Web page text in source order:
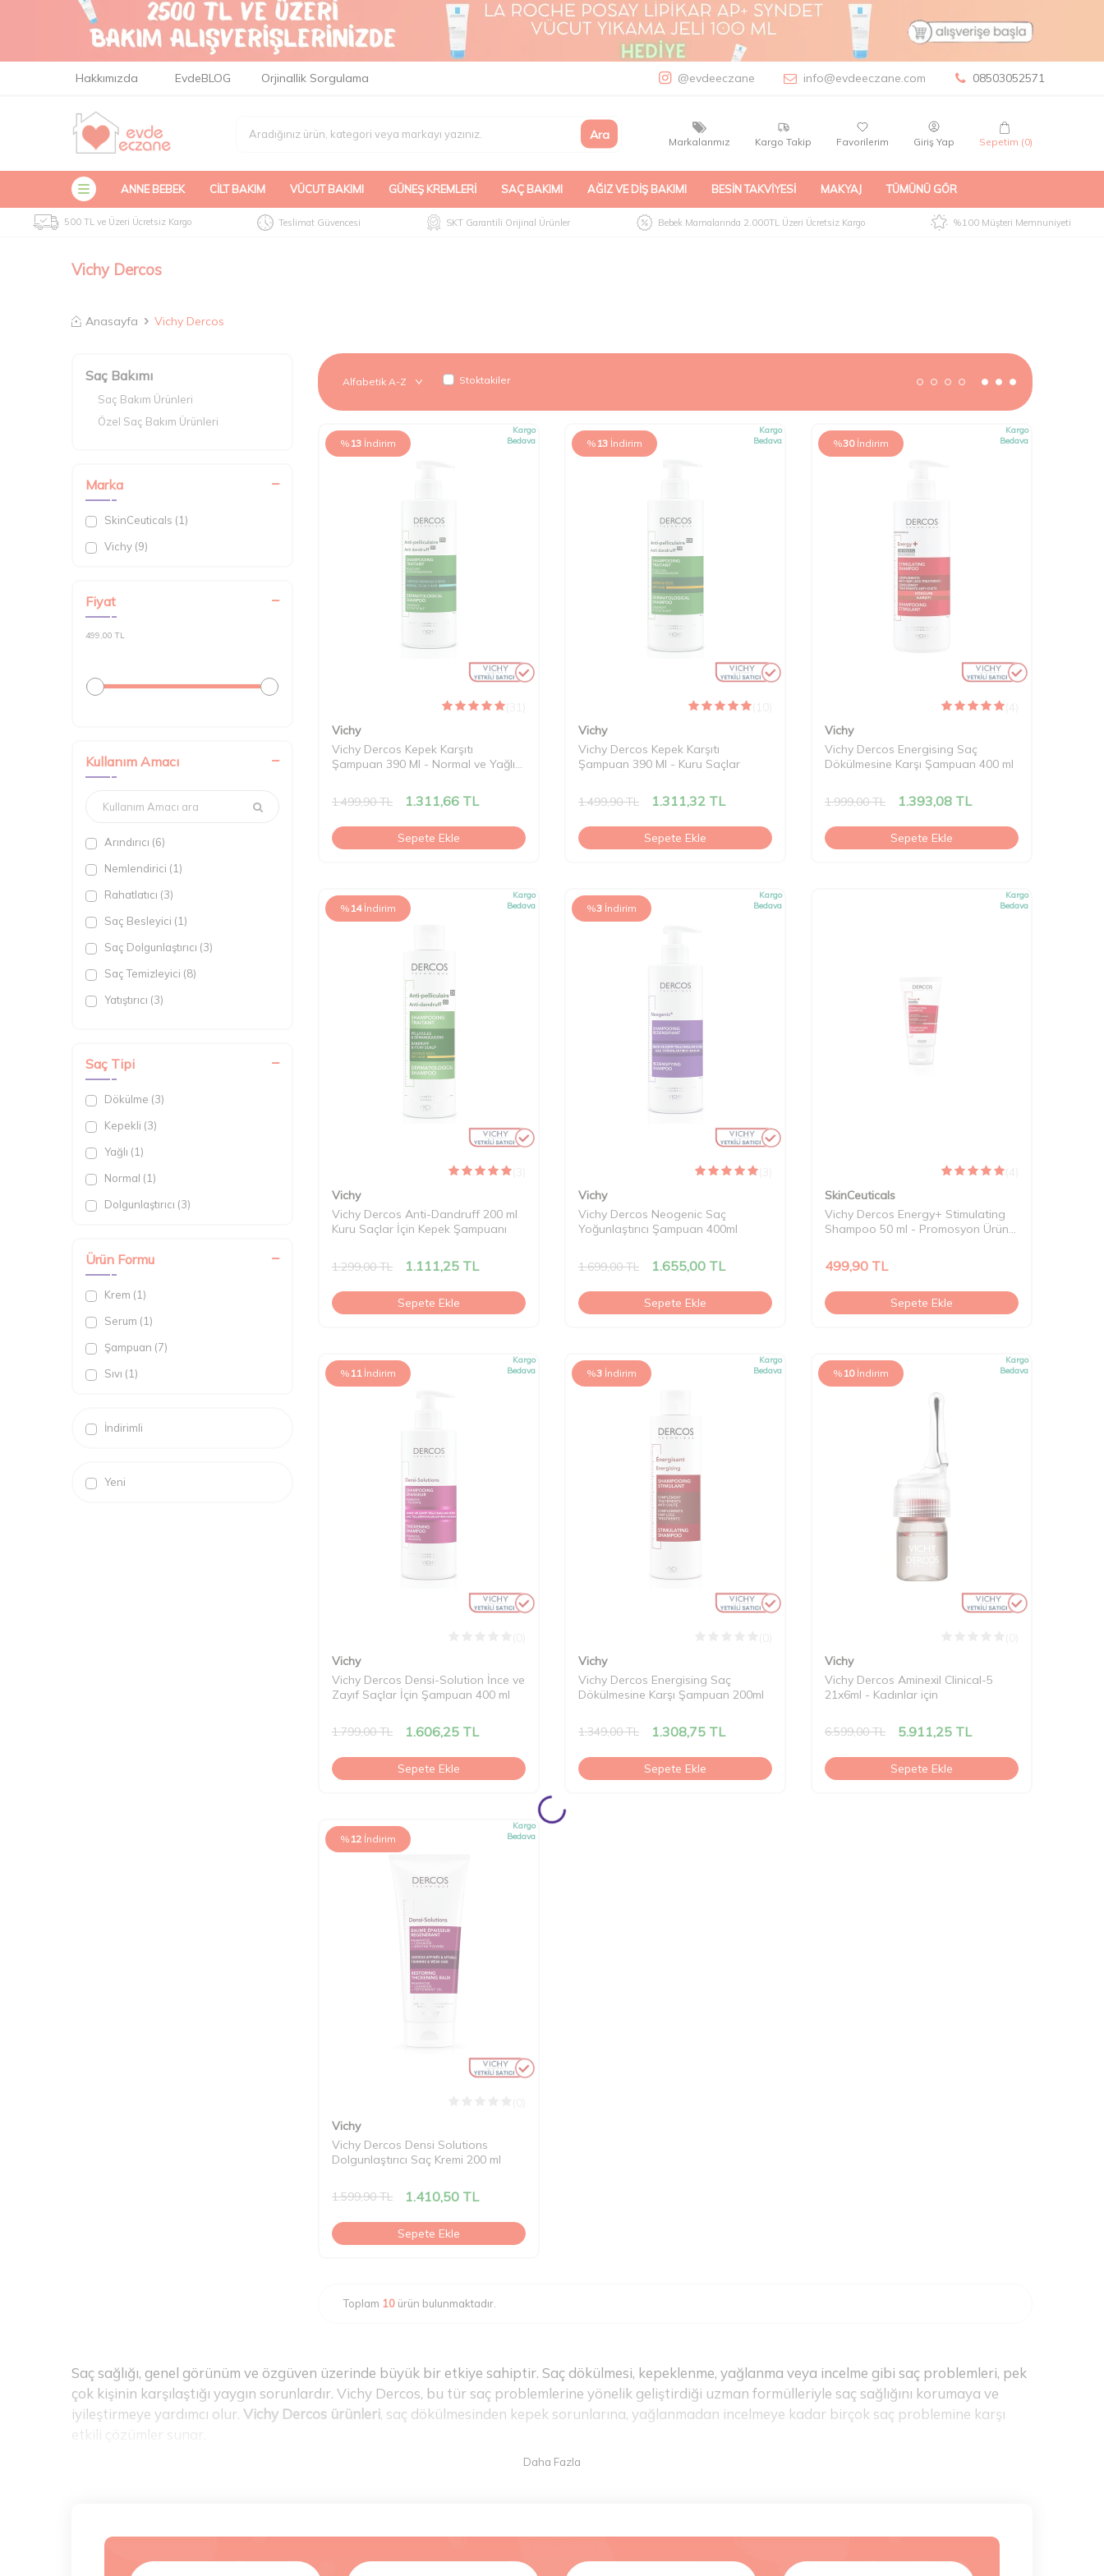
Hakkımızda EvdeBLOG Orjinallik Sorgulama @evdeeczane info@evdeeczane.com 08503052571
Ara Markalarımız Kargo Takip Favorilerim Giriş Yap Sepetim (0)
ANNE BEBEK CILT BAKIM VÜCUT BAKIMI GÜNEŞ KREMLERI SAÇ BAKIMI AĞIZ VE DIŞ BAKIMI BESIN TAKVIYESI MAKYAJ TÜMÜNÜ GÖR
500 TL ve Üzeri Ücretsiz Kargo Teslimat Güvencesi SKT Garantili Orijinal Ürünler Bebek Mamalarında 2.000TL Üzeri Ücretsiz Kargo %100 Müşteri Memnuniyeti
Vichy Dercos
Anasayfa Vichy Dercos
Saç Bakımı
Saç Bakım Ürünleri
Özel Saç Bakım Ürünleri
Marka
SkinCeuticals (1)
Vichy (9)
Fiyat
499,00 TL
Kullanım Amacı
Arındırıcı (6)
Nemlendirici (1)
Rahatlatıcı (3)
Saç Besleyici (1)
Saç Dolgunlaştırıcı (3)
Saç Temizleyici (8)
Yatıştırıcı (3)
Saç Kremi (1)
Saç Yağı (1)
Saç Tipi
Dökülme (3)
Kepekli (3)
Yağlı (1)
Normal (1)
Dolgunlaştırıcı (3)
Ürün Formu
Krem (1)
Serum (1)
Şampuan (7)
Sıvı (1)
İndirimli
Yeni
Stoktakiler
% 13 İndirim
Kargo
Bedava
(31)
Vichy
Vichy Dercos Kepek Karşıtı
Şampuan 390 Ml - Normal ve Yağlı
1.499,90TL 1.311,66 TL
Sepete Ekle
% 13 İndirim
Kargo
Bedava
(10)
Vichy
Vichy Dercos Kepek Karşıtı
Şampuan 390 Ml - Kuru Saçlar
1.499,90TL 1.311,32TL
Sepete Ekle
%30 İndirim
Kargo
Bedava
(4)
Vichy
Vichy Dercos Energising Saç
Dökülmesine Karşı Şampuan 400 ml
1.999,00TL 1.393,08TL
Sepete Ekle
% 14 İndirim
Kargo
Bedava
(3)
Vichy
Vichy Dercos Anti-Dandruff 200 ml
Kuru Saçlar İçin Kepek Şampuanı
1.299,00TL 1.111,25 TL
Sepete Ekle
%3 İndirim
Kargo
Bedava
(3)
Vichy
Vichy Dercos Neogenic Saç
Yoğunlaştırıcı Şampuan 400ml
1.699,00TL 1.655,00TL
Sepete Ekle
Kargo
Bedava
(4)
SkinCeuticals
Vichy Dercos Energy+ Stimulating
Shampoo 50 ml - Promosyon Ürün
499,90TL
Sepete Ekle
% 11 İndirim
Kargo
Bedava
Vichy
Vichy Dercos Densi-Solution İnce ve
Zayıf Saçlar İçin Şampuan 400 ml
1.799,00TL 1.606,25 TL
Sepete Ekle
%3 İndirim
Kargo
Bedava
Vichy
Vichy Dercos Energising Saç
Dökülmesine Karşı Şampuan 200ml
1.349,00TL 1.308,75TL
Sepete Ekle
% 10 İndirim
Kargo
Bedava
Vichy
Vichy Dercos Aminexil Clinical-5
21x6ml - Kadınlar için
6.599,00TL 5.911,25TL
Sepete Ekle
% 12 İndirim
Kargo
Bedava
Vichy
Vichy Dercos Densi Solutions
Dolgunlaştırıcı Saç Kremi 200 ml
1.599,90TL 1.410,50 TL
Sepete Ekle
Toplam 10 ürün bulunmaktadır.
Saç sağlığı, genel görünüm ve özgüven üzerinde büyük bir etkiye sahiptir. Saç dökülmesi, kepeklenme, yağlanma veya incelme gibi saç problemleri, pek
çok kişinin karşılaştığı yaygın sorunlardır. Vichy Dercos, bu tür saç problemlerine yönelik geliştirdiği uzman formülleriyle saç sağlığını korumaya ve
iyileştirmeye yardımcı olur. Vichy Dercos ürünleri, saç dökülmesinden kepek sorunlarına, yağlanmadan incelmeye kadar birçok saç problemine karşı
etkili çözümler sunar.
dökülmesi, kepek, yağlanma gibi spesifik saç sorunlarına yönelik çözümler sunar.Vichy Dercos Saç Dökülmesine Karşı Şampuan, saç dökülmesi sorunu
yaşayanlar için ideal bir seçenektir. Bu şampuan, saç köklerini güçlendirir. Saçın daha sağlıklı bir şekilde uzamasına yardımcı olur. Düzenli kullanımda,